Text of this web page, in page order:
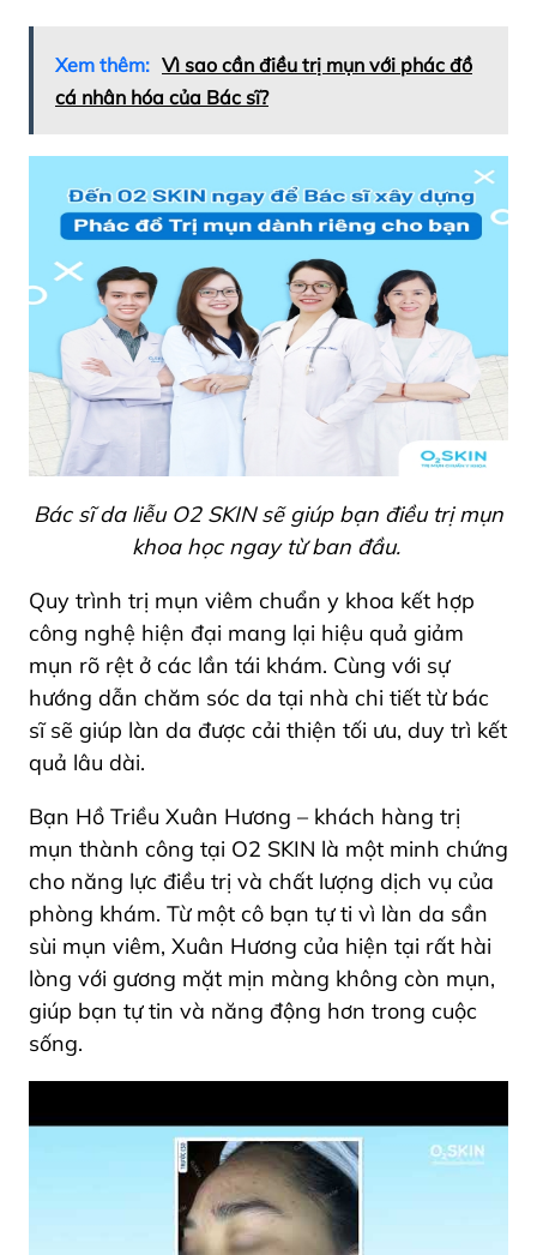
Xem thêm: Vì sao cần điều trị mụn với phác đồ
cá nhân hóa của Bác sĩ?
Bác sĩ da liễu O2 SKIN sẽ giúp bạn điều trị mụn
khoa học ngay từ ban đầu.
Quy trình trị mụn viêm chuẩn y khoa kết hợp
công nghệ hiện đại mang lại hiệu quả giảm
mụn rõ rệt ở các lần tái khám. Cùng với sự
hướng dẫn chăm sóc da tại nhà chi tiết từ bác
sĩ sẽ giúp làn da được cải thiện tối ưu, duy trì kết
quả lâu dài.
Bạn Hồ Triều Xuân Hương – khách hàng trị
mụn thành công tại O2 SKIN là một minh chứng
cho năng lực điều trị và chất lượng dịch vụ của
phòng khám. Từ một cô bạn tự ti vì làn da sần
sùi mụn viêm, Xuân Hương của hiện tại rất hài
lòng với gương mặt mịn màng không còn mụn,
giúp bạn tự tin và năng động hơn trong cuộc
sống.